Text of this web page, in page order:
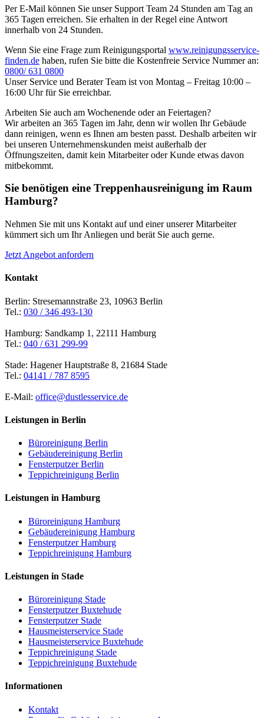
Per E-Mail können Sie unser Support Team 24 Stunden am Tag an
365 Tagen erreichen. Sie erhalten in der Regel eine Antwort
innerhalb von 24 Stunden.
Wenn Sie eine Frage zum Reinigungsportal www.reinigungsservice-
finden.de haben, rufen Sie bitte die Kostenfreie Service Nummer an:
0800/ 631 0800
Unser Service und Berater Team ist von Montag – Freitag 10:00 –
16:00 Uhr für Sie erreichbar.
Arbeiten Sie auch am Wochenende oder an Feiertagen?
Wir arbeiten an 365 Tagen im Jahr, denn wir wollen Ihr Gebäude
dann reinigen, wenn es Ihnen am besten passt. Deshalb arbeiten wir
bei unseren Unternehmenskunden meist außerhalb der
Öffnungszeiten, damit kein Mitarbeiter oder Kunde etwas davon
mitbekommt.
Sie benötigen eine Treppenhausreinigung im Raum
Hamburg?
Nehmen Sie mit uns Kontakt auf und einer unserer Mitarbeiter
kümmert sich um Ihr Anliegen und berät Sie auch gerne.
Jetzt Angebot anfordern
Kontakt
Berlin: Stresemannstraße 23, 10963 Berlin
Tel.: 030 / 346 493-130
Hamburg: Sandkamp 1, 22111 Hamburg
Tel.: 040 / 631 299-99
Stade: Hagener Hauptstraße 8, 21684 Stade
Tel.: 04141 / 787 8595
E-Mail: office@dustlesservice.de
Leistungen in Berlin
Büroreinigung Berlin
Gebäudereinigung Berlin
Fensterputzer Berlin
Teppichreinigung Berlin
Leistungen in Hamburg
Büroreinigung Hamburg
Gebäudereinigung Hamburg
Fensterputzer Hamburg
Teppichreinigung Hamburg
Leistungen in Stade
Büroreinigung Stade
Fensterputzer Buxtehude
Fensterputzer Stade
Hausmeisterservice Stade
Hausmeisterservice Buxtehude
Teppichreinigung Stade
Teppichreinigung Buxtehude
Informationen
Kontakt